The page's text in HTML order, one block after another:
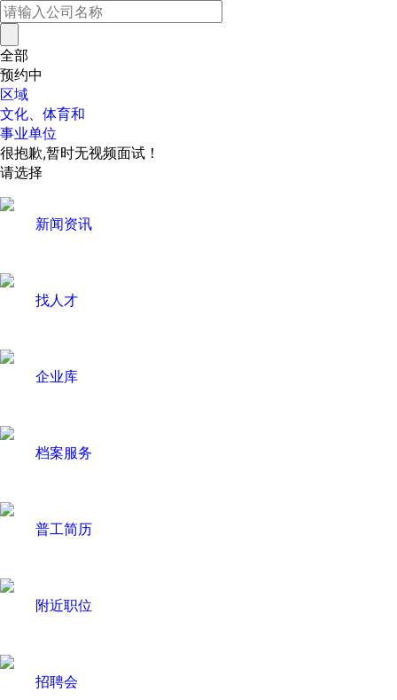
全部
预约中
区域
文化、体育和
事业单位
很抱歉,暂时无视频面试！
请选择
新闻资讯
找人才
企业库
档案服务
普工简历
附近职位
招聘会